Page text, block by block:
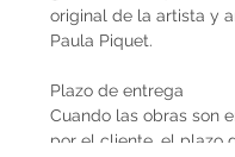
original de la artista y
Paula Piquet.
Plazo de entrega
Cuando las obras son
por el cliente, el plazo